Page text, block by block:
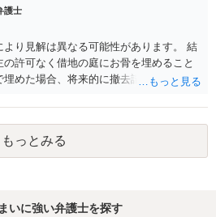
使ったりする可能性は否定できませ
護士
り見解は異なる可能性があります。 結
許可なく借地の庭にお骨を埋めること
めた場合、将来的に撤去請求や退去時
る行為自体は墓地埋葬法違反や不法投
なるわけではありません。しかし、建
ても、土地の所有権はあくまで地主にあ
でお骨を埋める行為は、他人の所有権
るか、土地に直接埋めずに大きめの鉢
もっとみる
いに強い弁護士を探す